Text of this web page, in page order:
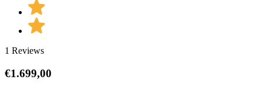
1 Reviews
€1.699,00